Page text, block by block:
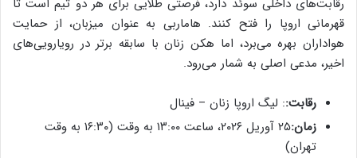
رقابت‌های داخلی سوئد دارد، فرصتی طلایی برای هر دو تیم است تا
قهرمانی اروپا را فتح کنند. هاماربی به عنوان میزبان، از حمایت
هواداران بهره می‌برد، اما هکن زنان با سابقه برتر در رویارویی‌های
اخیر، مدعی اصلی به شمار می‌رود.
رقابت:: لیگ اروپا زنان – فینال
زمان:
۲۵ آوریل ۲۰۲۶، ساعت ۱۳:۰۰ به وقت (۱۶:۳۰ به وقت
تهران)